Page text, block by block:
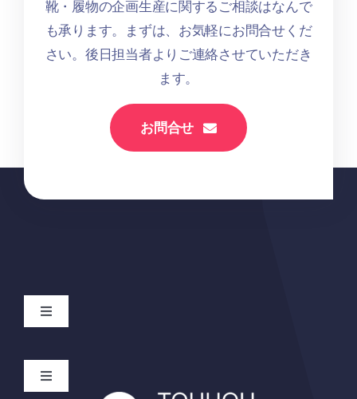
靴・履物の企画生産に関するご相談はなんで
も承ります。まずは、お気軽にお問合せくだ
さい。後日担当者よりご連絡させていただき
ます。
お問合せ
Toggle
Toggle